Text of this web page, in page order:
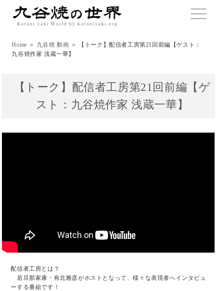
toggle
Home ＞ 九谷焼 動画 ＞ 【トーク】配信者工房第21回前編【ゲスト：
九谷焼作家 浅蔵一華】
【トーク】配信者工房第21回前編【ゲ
スト：九谷焼作家 浅蔵一華】
配信者工房とは？
若旦那家康・有北雅彦がホストとなって、様々な表現者へインタビュ
ーする番組です！